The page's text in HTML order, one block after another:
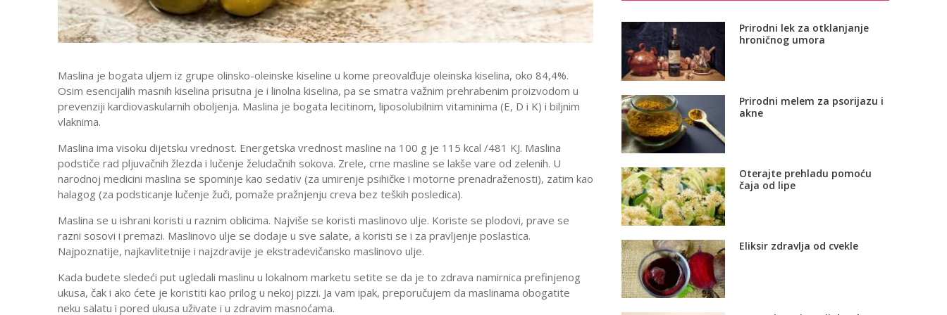
Maslina je bogata uljem iz grupe olinsko-oleinske kiseline u kome preovalđuje oleinska kiselina, oko 84,4%.
Osim esencijalih masnih kiselina prisutna je i linolna kiselina, pa se smatra važnim prehrabenim proizvodom u
prevenziji kardiovaskularnih oboljenja. Maslina je bogata lecitinom, liposolubilnim vitaminima (E, D i K) i biljnim
vlaknima.
Maslina ima visoku dijetsku vrednost. Energetska vrednost masline na 100 g je 115 kcal /481 KJ. Maslina
podstiče rad pljuvačnih žlezda i lučenje želudačnih sokova. Zrele, crne masline se lakše vare od zelenih. U
narodnoj medicini maslina se spominje kao sedativ (za umirenje psihičke i motorne prenadraženosti), zatim kao
halagog (za podsticanje lučenje žuči, pomaže pražnjenju creva bez teških posledica).
Maslina se u ishrani koristi u raznim oblicima. Najviše se koristi maslinovo ulje. Koriste se plodovi, prave se
razni sosovi i premazi. Maslinovo ulje se dodaje u sve salate, a koristi se i za pravljenje poslastica.
Najpoznatije, najkavlitetnije i najzdravije je ekstradevičansko maslinovo ulje.
Kada budete sledeći put ugledali maslinu u lokalnom marketu setite se da je to zdrava namirnica prefinjenog
ukusa, čak i ako ćete je koristiti kao prilog u nekoj pizzi. Ja vam ipak, preporučujem da maslinama obogatite
neku salatu i pored ukusa uživate i u zdravim masnoćama.
Prirodni lek za otklanjanje
hroničnog umora
Prirodni melem za psorijazu i
akne
Oterajte prehladu pomoću
čaja od lipe
Eliksir zdravlja od cvekle